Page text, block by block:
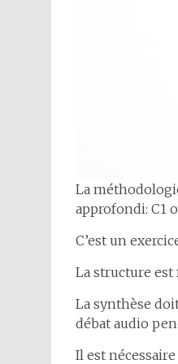
La
approfondi: C1
C’est un
La structure
La synthèse
débat audio
Il est